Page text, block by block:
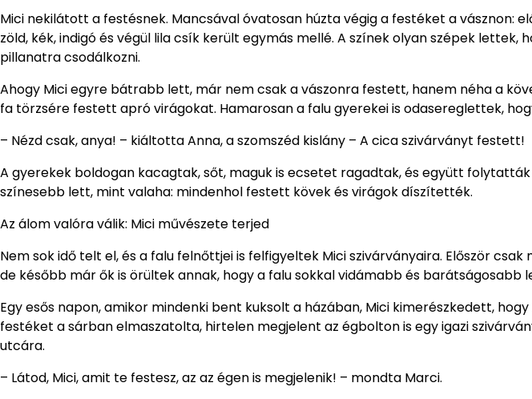
Mici nekilátott a festésnek. Mancsával óvatosan húzta végig a festéket a vásznon:
zöld, kék, indigó és végül lila csík került egymás mellé. A színek olyan szépek lettek,
pillanatra csodálkozni.
Ahogy Mici egyre bátrabb lett, már nem csak a vászonra festett, hanem néha a
fa törzsére festett apró virágokat. Hamarosan a falu gyerekei is odasereglettek,
– Nézd csak, anya! – kiáltotta Anna, a szomszéd kislány – A cica szivárványt festett!
A gyerekek boldogan kacagtak, sőt, maguk is ecsetet ragadtak, és együtt
színesebb lett, mint valaha: mindenhol festett kövek és virágok díszítették.
Az álom valóra válik: Mici művészete terjed
Nem sok idő telt el, és a falu felnőttjei is felfigyeltek Mici szivárványaira. Először
de később már ők is örültek annak, hogy a falu sokkal vidámabb és barátságosabb
Egy esős napon, amikor mindenki bent kuksolt a házában, Mici kimerészkedett,
festéket a sárban elmaszatolta, hirtelen megjelent az égbolton is egy igazi
utcára.
– Látod, Mici, amit te festesz, az az égen is megjelenik! – mondta Marci.